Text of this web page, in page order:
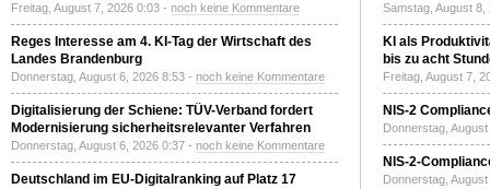
Freitag, August 7, 2026 0:03 - noch keine Kommentare
Reges Interesse am 4. KI-Tag der Wirtschaft des
Landes Brandenburg
Donnerstag, August 6, 2026 8:53 - noch keine Kommentare
Digitalisierung der Schiene: TÜV-Verband fordert
Modernisierung sicherheitsrelevanter Verfahren
Donnerstag, August 6, 2026 0:37 - noch keine Kommentare
Deutschland im EU-Digitalranking auf Platz 17
Samstag, August
KI als
bis zu acht
Freitag, August 7,
NIS-2
Donnerstag,
NIS-2-
Donnerstag,